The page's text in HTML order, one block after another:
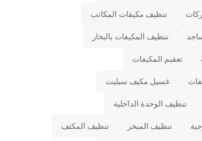
تنظيف مكيفات المكاتب
تنظيف المكيفات بالبخار
تعقيم المكيفات
غسيل مكيف سبليت
تنظيف الوحدة الداخلية
تنظيف المبخر تنظيف المكثف